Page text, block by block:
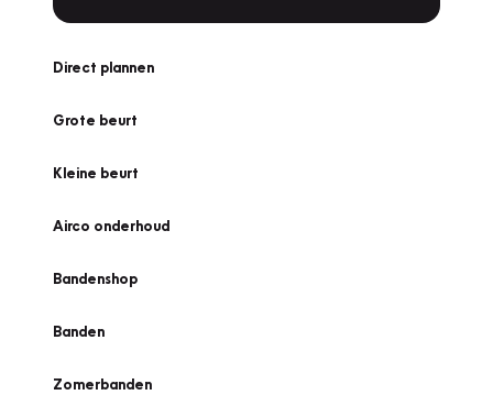
Direct plannen
Grote beurt
Kleine beurt
Airco onderhoud
Bandenshop
Banden
Zomerbanden